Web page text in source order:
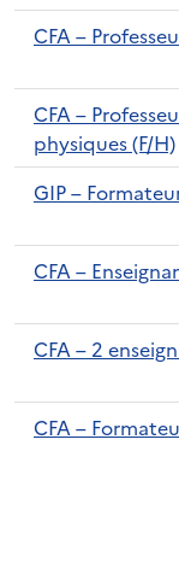
CFA –
CFA –
physiques (F/H)
GIP –
CFA –
CFA – 2
CFA –